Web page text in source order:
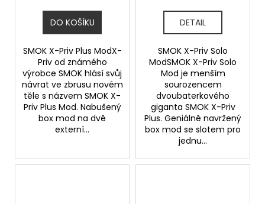
DO KOŠÍKU
SMOK X-Priv Plus ModX-
Priv od známého
výrobce SMOK hlásí svůj
návrat ve zbrusu novém
těle s názvem SMOK X-
Priv Plus Mod. Nabušený
box mod na dvě
externí...
DETAIL
SMOK X-Priv Solo
ModSMOK X-Priv Solo
Mod je menším
sourozencem
dvoubaterkového
giganta SMOK X-Priv
Plus. Geniálně navržený
box mod se slotem pro
jednu...